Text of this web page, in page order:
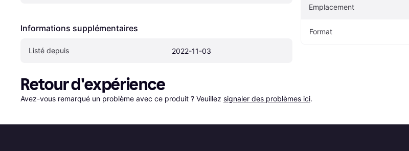
Informations supplémentaires
Listé depuis 2022-11-03
Emplacement
Format
Retour d'expérience
Avez-vous remarqué un problème avec ce produit ? Veuillez signaler des problèmes ici.